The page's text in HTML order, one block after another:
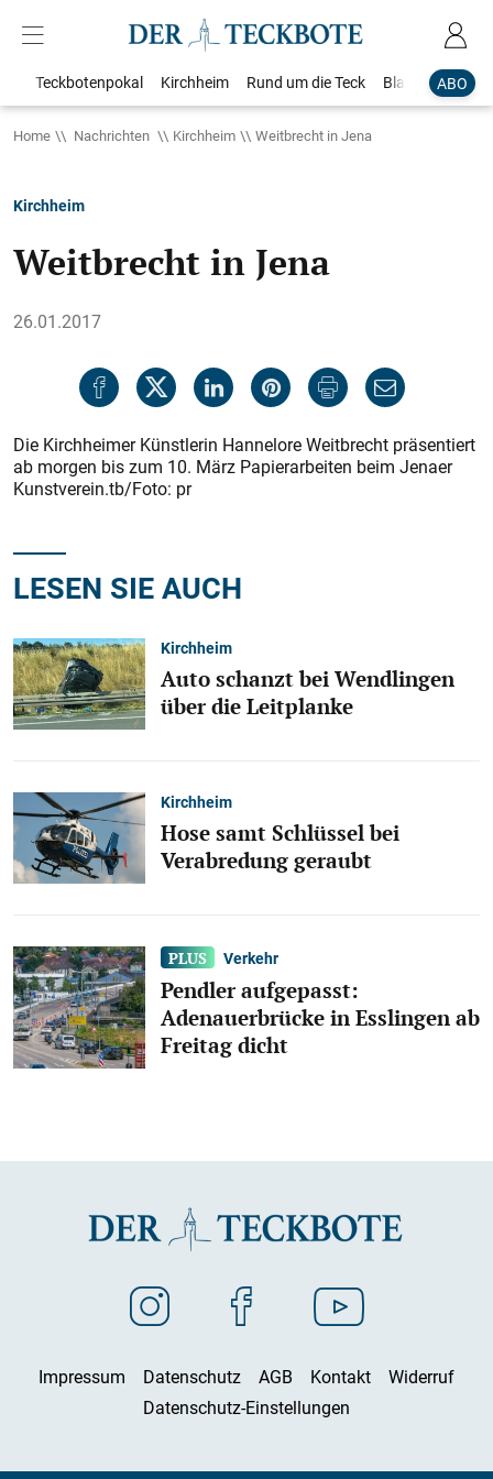
ABO
Teckbotenpokal Kirchheim Rund um die Teck Blaulicht
Home Nachrichten Kirchheim Weitbrecht in Jena
Kirchheim
Weitbrecht in Jena
26.01.2017
Die Kirchheimer Künstlerin Hannelore Weitbrecht präsentiert
ab morgen bis zum 10. März Papierarbeiten beim Jenaer
Kunstverein.tb/Foto: pr
LESEN SIE AUCH
Kirchheim
Auto schanzt bei Wendlingen
über die Leitplanke
Kirchheim
Hose samt Schlüssel bei
Verabredung geraubt
Verkehr
Pendler aufgepasst:
Adenauerbrücke in Esslingen ab
Freitag dicht
Impressum Datenschutz AGB Kontakt
Widerruf
Datenschutz-Einstellungen